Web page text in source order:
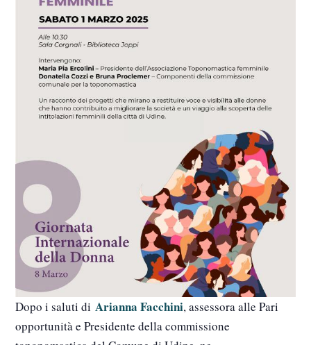
Dopo i saluti diArianna Facchini, assessora alle Pari
opportunità e Presidente della commissione